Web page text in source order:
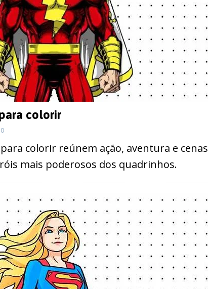
colorir
0
colorir reúnem ação, aventura e cenas
mais poderosos dos quadrinhos.